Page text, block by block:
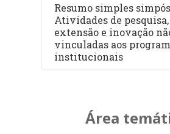
Resumo simples
Atividades de
extensão e inovação
vinculadas aos
institucionais
Área